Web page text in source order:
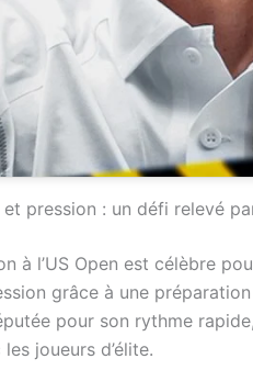
pression : un défi relevé
à l’US Open est célèbre
grâce à une
pour son rythme
joueurs d’élite.